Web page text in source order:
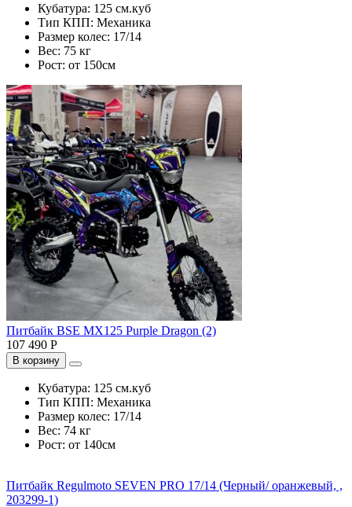
Кубатура: 125 см.куб
Тип КПП: Механика
Размер колес: 17/14
Вес: 75 кг
Рост: от 150см
Питбайк BSE MX125 Purple Dragon (2)
107 490 Р
В корзину
Кубатура: 125 см.куб
Тип КПП: Механика
Размер колес: 17/14
Вес: 74 кг
Рост: от 140см
Питбайк Regulmoto SEVEN PRO 17/14 (Черный/ оранжевый, ,
203299-1)